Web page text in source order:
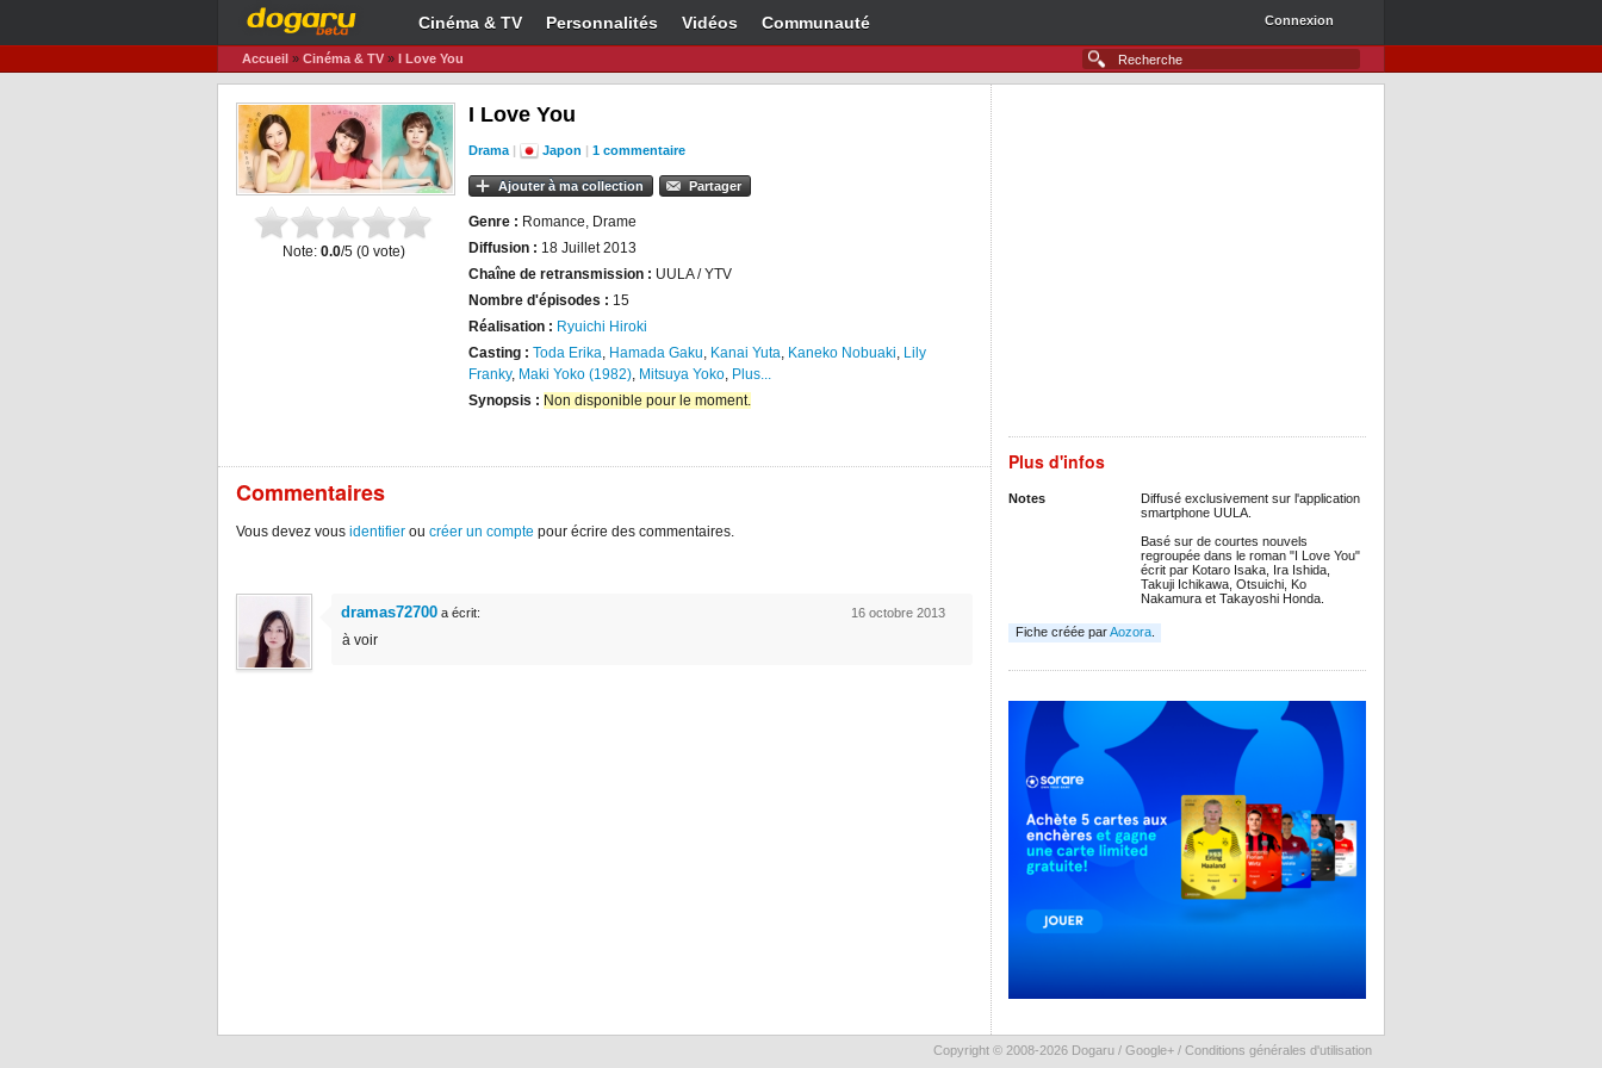
Cinéma & TV Personnalités Vidéos Communauté Connexion
Accueil » Cinéma & TV » I Love You
Note: 0.0/5 (0vote)
I Love You
Drama | Japon | 1 commentaire
Ajouter à ma collection Partager
Genre : Romance, Drame
Diffusion : 18 Juillet 2013
Chaîne de retransmission : UULA / YTV
Nombre d'épisodes : 15
Réalisation : Ryuichi Hiroki
Casting : Toda Erika, Hamada Gaku, Kanai Yuta, Kaneko Nobuaki, Lily
Franky, Maki Yoko (1982), Mitsuya Yoko, Plus...
Synopsis : Non disponible pour le moment.
Commentaires
Vous devez vous identifier ou créer un compte pour écrire des commentaires.
dramas72700 a écrit: 16 octobre 2013
à voir
Plus d'infos
Notes
Diffusé exclusivement sur l'application
smartphone UULA.
Basé sur de courtes nouvels
regroupée dans le roman "I Love You"
écrit par Kotaro Isaka, Ira Ishida,
Takuji Ichikawa, Otsuichi, Ko
Nakamura et Takayoshi Honda.
Fiche créée parAozora.
Copyright © 2008-2026 Dogaru / Google+ / Conditions générales d'utilisation